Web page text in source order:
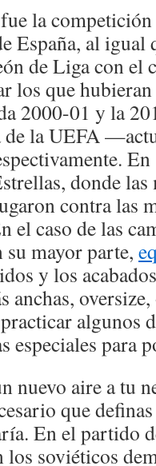
la
España, al igual
de Liga con el
los que
2000-01 y la
de la UEFA
donde
contra las
el caso de las
su mayor parte,
y los
anchas,
algunos
especiales para
nuevo aire a tu
que
En el partido
los soviéticos